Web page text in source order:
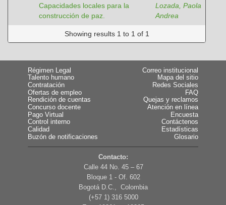
Capacidades locales para la
construcción de paz.
Lozada, Paola
Andrea
Showing results 1 to 1 of 1
Régimen Legal
Talento humano
Contratación
Ofertas de empleo
Rendición de cuentas
Concurso docente
Pago Virtual
Control interno
Calidad
Buzón de notificaciones
Correo institucional
Mapa del sitio
Redes Sociales
FAQ
Quejas y reclamos
Atención en línea
Encuesta
Contáctenos
Estadísticas
Glosario
Contacto:
Calle 44 No. 45 – 67
Bloque 1 - Of. 602
Bogotá D.C., Colombia
(+57 1) 316 5000